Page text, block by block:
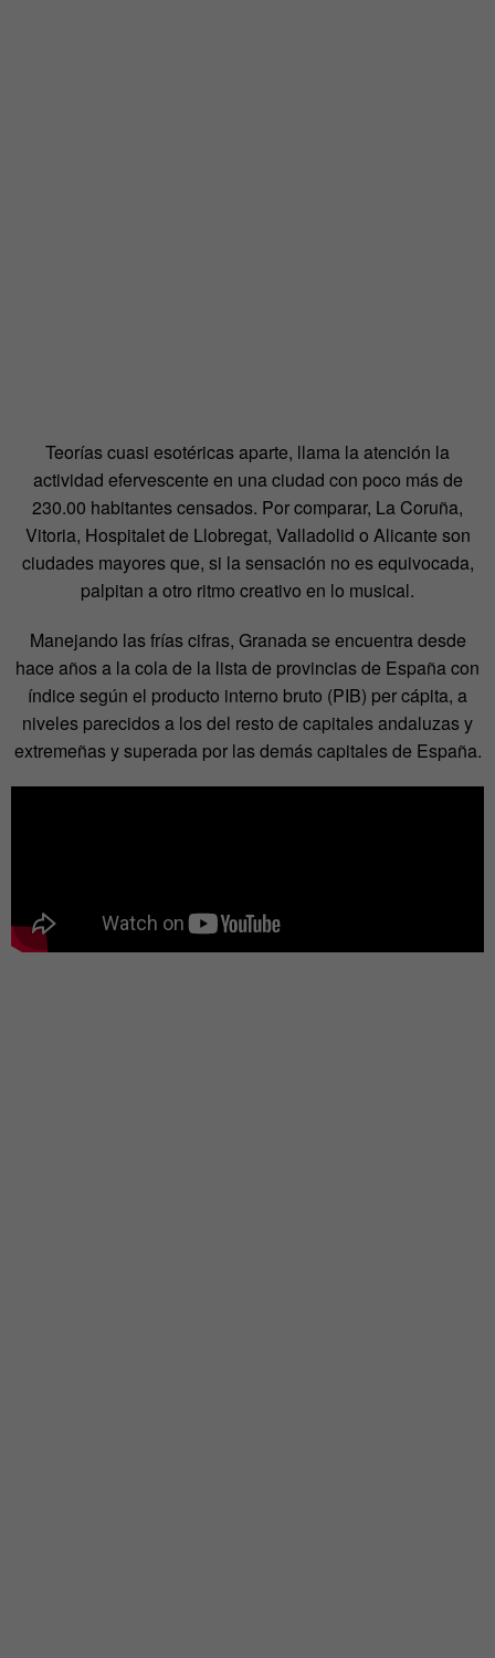
Teorías cuasi esotéricas aparte, llama la atención la
actividad efervescente en una ciudad con poco más de
230.00 habitantes censados. Por comparar, La Coruña,
Vitoria, Hospitalet de Llobregat, Valladolid o Alicante son
ciudades mayores que, si la sensación no es equivocada,
palpitan a otro ritmo creativo en lo musical.
Manejando las frías cifras, Granada se encuentra desde
hace años a la cola de la lista de provincias de España con
índice según el producto interno bruto (PIB) per cápita, a
niveles parecidos a los del resto de capitales andaluzas y
extremeñas y superada por las demás capitales de España.